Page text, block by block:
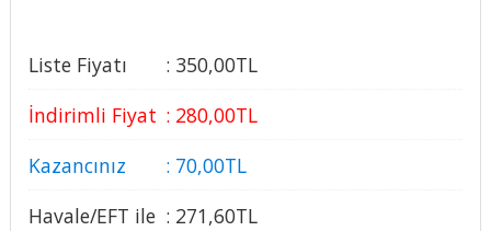
Liste Fiyatı : 350,00TL
İndirimli Fiyat : 280,00TL
Kazancınız
: 70,00TL
Havale/EFT ile : 271,60TL